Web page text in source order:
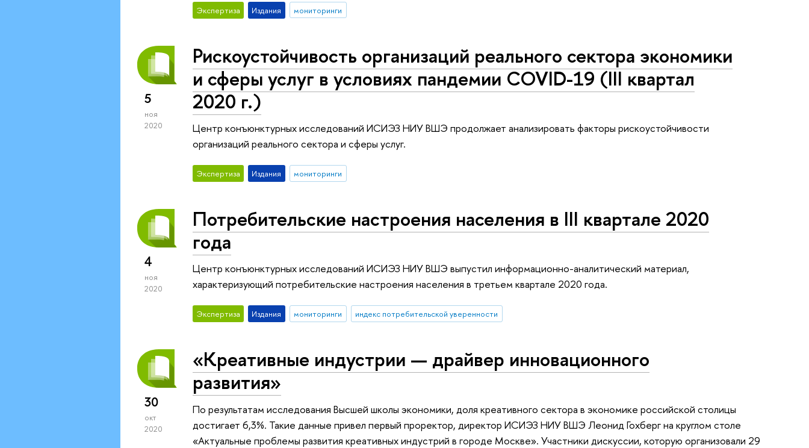
Экспертиза Издания мониторинги
5
ноя
2020
Рискоустойчивость организаций реального сектора экономики
и сферы услуг в условиях пандемии COVID-19 (III квартал
2020 г.)
Центр конъюнктурных исследований ИСИЭЗ НИУ ВШЭ продолжает анализировать факторы рискоустойчивости
организаций реального сектора и сферы услуг.
Экспертиза Издания мониторинги
4
ноя
2020
Потребительские настроения населения в III квартале 2020
года
Центр конъюнктурных исследований ИСИЭЗ НИУ ВШЭ выпустил информационно-аналитический материал,
характеризующий потребительские настроения населения в третьем квартале 2020 года.
Экспертиза Издания мониторинги индекс потребительской уверенности
30
окт
2020
«Креативные индустрии — драйвер инновационного
развития»
По результатам исследования Высшей школы экономики, доля креативного сектора в экономике российской столицы
достигает 6,3%. Такие данные привел первый проректор, директор ИСИЭЗ НИУ ВШЭ Леонид Гохберг на круглом столе
«Актуальные проблемы развития креативных индустрий в городе Москве». Участники дискуссии, которую организовали 29